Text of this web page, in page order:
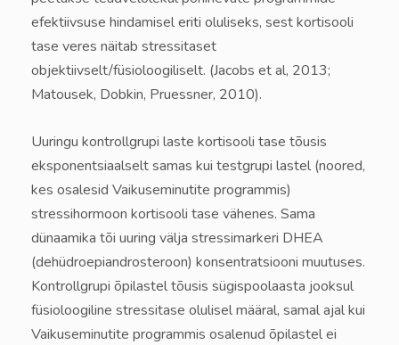
efektiivsuse hindamisel eriti oluliseks, sest kortisooli
tase veres näitab stressitaset
objektiivselt/füsioloogiliselt. (Jacobs et al, 2013;
Matousek, Dobkin, Pruessner, 2010).
Uuringu kontrollgrupi laste kortisooli tase tõusis
eksponentsiaalselt samas kui testgrupi lastel (noored,
kes osalesid Vaikuseminutite programmis)
stressihormoon kortisooli tase vähenes. Sama
dünaamika tõi uuring välja stressimarkeri DHEA
(dehüdroepiandrosteroon) konsentratsiooni muutuses.
Kontrollgrupi õpilastel tõusis sügispoolaasta jooksul
füsioloogiline stressitase olulisel määral, samal ajal kui
Vaikuseminutite programmis osalenud õpilastel ei